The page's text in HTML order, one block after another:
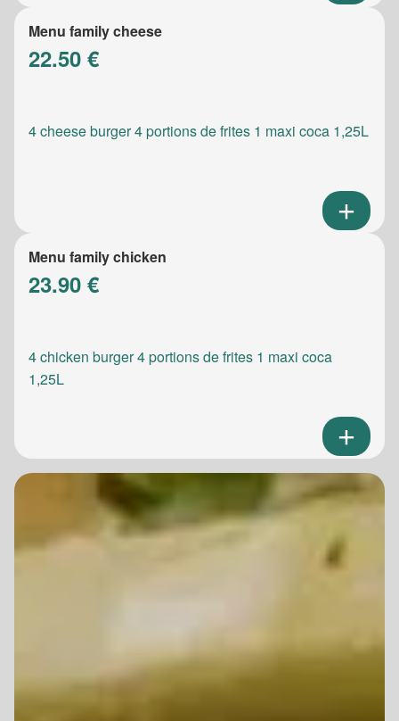
Menu family cheese
22.50 €
4 cheese burger 4 portions de frites 1 maxi coca 1,25L
Menu family chicken
23.90 €
4 chicken burger 4 portions de frites 1 maxi coca
1,25L